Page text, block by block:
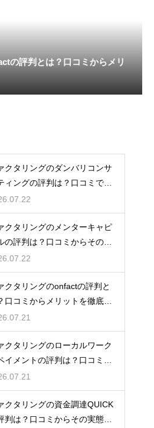
の評判とは？口コミからメリ
クタリングのダンバリコンサ
ィングの評判は？口コミで実
解説
クタリングのメンターキャピ
の評判は？口コミからその実
徹底解説
クタリングのonfactの評判と
口コミからメリットを徹底解
クタリングのローカルワーク
イメントの評判は？口コミで
を解説
クタリングの資金調達QUICK
判は？口コミからその実態を